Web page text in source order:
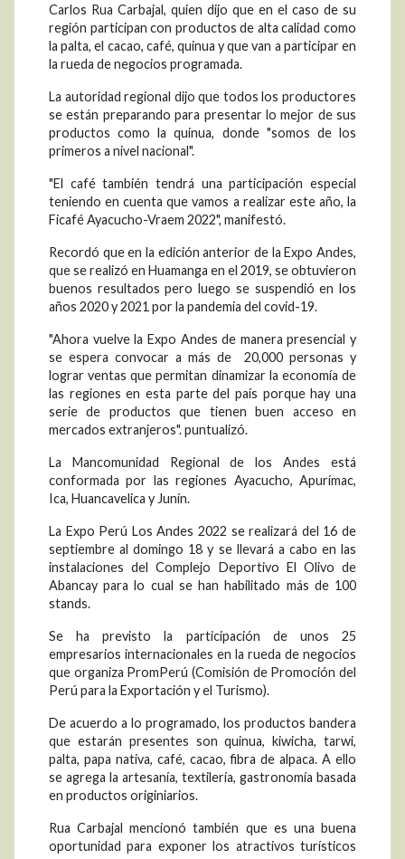
Carlos Rua Carbajal, quien dijo que en el caso de su
región participan con productos de alta calidad como
la palta, el cacao, café, quinua y que van a participar en
la rueda de negocios programada.
La autoridad regional dijo que todos los productores
se están preparando para presentar lo mejor de sus
productos como la quinua, donde "somos de los
primeros a nivel nacional".
"El café también tendrá una participación especial
teniendo en cuenta que vamos a realizar este año, la
Ficafé Ayacucho-Vraem 2022", manifestó.
Recordó que en la edición anterior de la Expo Andes,
que se realizó en Huamanga en el 2019, se obtuvieron
buenos resultados pero luego se suspendió en los
años 2020 y 2021 por la pandemia del covid-19.
"Ahora vuelve la Expo Andes de manera presencial y
se espera convocar a más de 20,000 personas y
lograr ventas que permitan dinamizar la economía de
las regiones en esta parte del país porque hay una
serie de productos que tienen buen acceso en
mercados extranjeros". puntualizó.
La Mancomunidad Regional de los Andes está
conformada por las regiones Ayacucho, Apurímac,
Ica, Huancavelica y Junín.
La Expo Perú Los Andes 2022 se realizará del 16 de
septiembre al domingo 18 y se llevará a cabo en las
instalaciones del Complejo Deportivo El Olivo de
Abancay para lo cual se han habilitado más de 100
stands.
Se ha previsto la participación de unos 25
empresarios internacionales en la rueda de negocios
que organiza PromPerú (Comisión de Promoción del
Perú para la Exportación y el Turismo).
De acuerdo a lo programado, los productos bandera
que estarán presentes son quinua, kiwicha, tarwi,
palta, papa nativa, café, cacao, fibra de alpaca. A ello
se agrega la artesanía, textilería, gastronomía basada
en productos originiarios.
Rua Carbajal mencionó también que es una buena
oportunidad para exponer los atractivos turísticos